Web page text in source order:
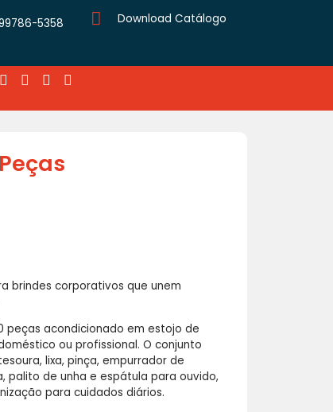
5358 Download Catálogo
brindes corporativos que unem
peças acondicionado em estojo de
ou profissional. O conjunto
lixa, pinça, empurrador de
palito de unha e espátula para ouvido,
para cuidados diários.